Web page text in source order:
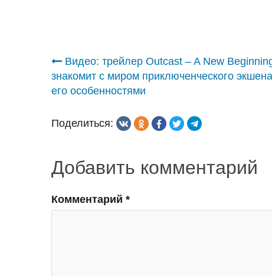
Навигация
по
записям
Видео: трейлер Outcast – A New
знакомит с миром приключенческого
его особенностями
Поделиться:
Добавить комментарий
Комментарий *